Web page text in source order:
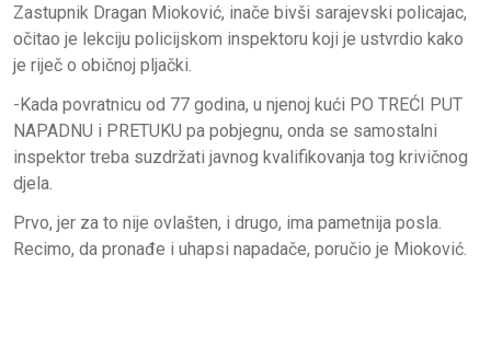
Zastupnik Dragan Mioković, inače bivši sarajevski policajac,
očitao je lekciju policijskom inspektoru koji je ustvrdio kako
je riječ o običnoj pljački.
-Kada povratnicu od 77 godina, u njenoj kući PO TREĆI PUT
NAPADNU i PRETUKU pa pobjegnu, onda se samostalni
inspektor treba suzdržati javnog kvalifikovanja tog krivičnog
djela.
Prvo, jer za to nije ovlašten, i drugo, ima pametnija posla.
Recimo, da pronađe i uhapsi napadače, poručio je Mioković.